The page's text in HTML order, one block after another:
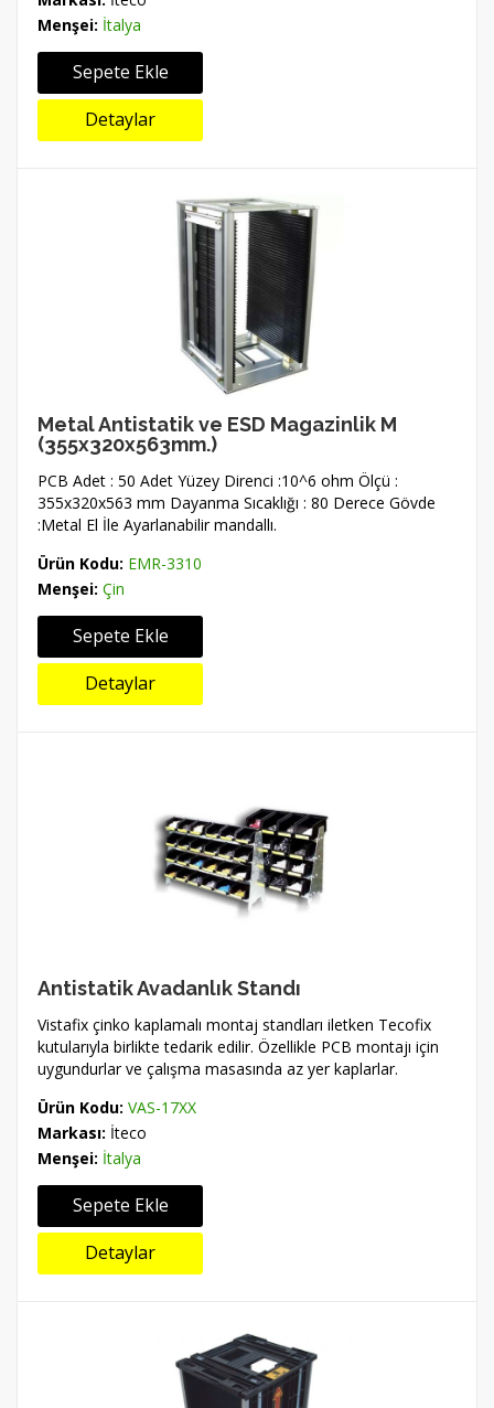
Menşei: İtalya
Sepete Ekle
Detaylar
Metal Antistatik ve ESD Magazinlik M
(355x320x563mm.)
PCB Adet : 50 Adet Yüzey Direnci :10^6 ohm Ölçü :
355x320x563 mm Dayanma Sıcaklığı : 80 Derece Gövde
:Metal El İle Ayarlanabilir mandallı.
Ürün Kodu: EMR-3310
Menşei: Çin
Sepete Ekle
Detaylar
Antistatik Avadanlık Standı
Vistafix çinko kaplamalı montaj standları iletken Tecofix
kutularıyla birlikte tedarik edilir. Özellikle PCB montajı için
uygundurlar ve çalışma masasında az yer kaplarlar.
Ürün Kodu: VAS-17XX
Markası: İteco
Menşei: İtalya
Sepete Ekle
Detaylar